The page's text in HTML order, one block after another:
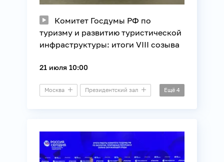
Комитет Госдумы РФ по
туризму и развитию туристической
инфраструктуры: итоги VIII созыва
21 июля 10:00
Москва Президентский зал Ещё 4